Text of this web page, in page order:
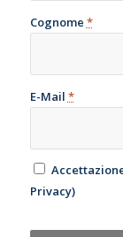
Cognome *
E-Mail *
Privacy)